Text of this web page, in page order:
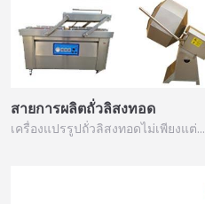
สายการผลิตถั่วลิสงทอด
เครื่องแปรรูปถั่วลิสงทอดไม่เพียงแต่…